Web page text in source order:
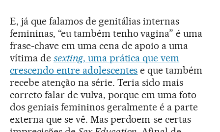
E, já que falamos de genitálias internas
femininas, “eu também tenho vagina” é uma
frase-chave em uma cena de apoio a uma
vítima de sexting, uma prática que vem
crescendo entre adolescentes e que também
recebe atenção na série. Teria sido mais
correto falar de vulva, porque em uma foto
dos geniais femininos geralmente é a parte
externa que se vê. Mas perdoem-se certas